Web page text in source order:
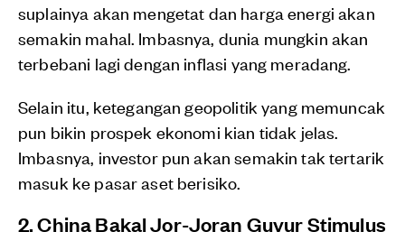
suplainya akan mengetat dan harga energi akan
semakin mahal. Imbasnya, dunia mungkin akan
terbebani lagi dengan inflasi yang meradang.
Selain itu, ketegangan geopolitik yang memuncak
pun bikin prospek ekonomi kian tidak jelas.
Imbasnya, investor pun akan semakin tak tertarik
masuk ke pasar aset berisiko.
2. China Bakal Jor-Joran Guyur Stimulus